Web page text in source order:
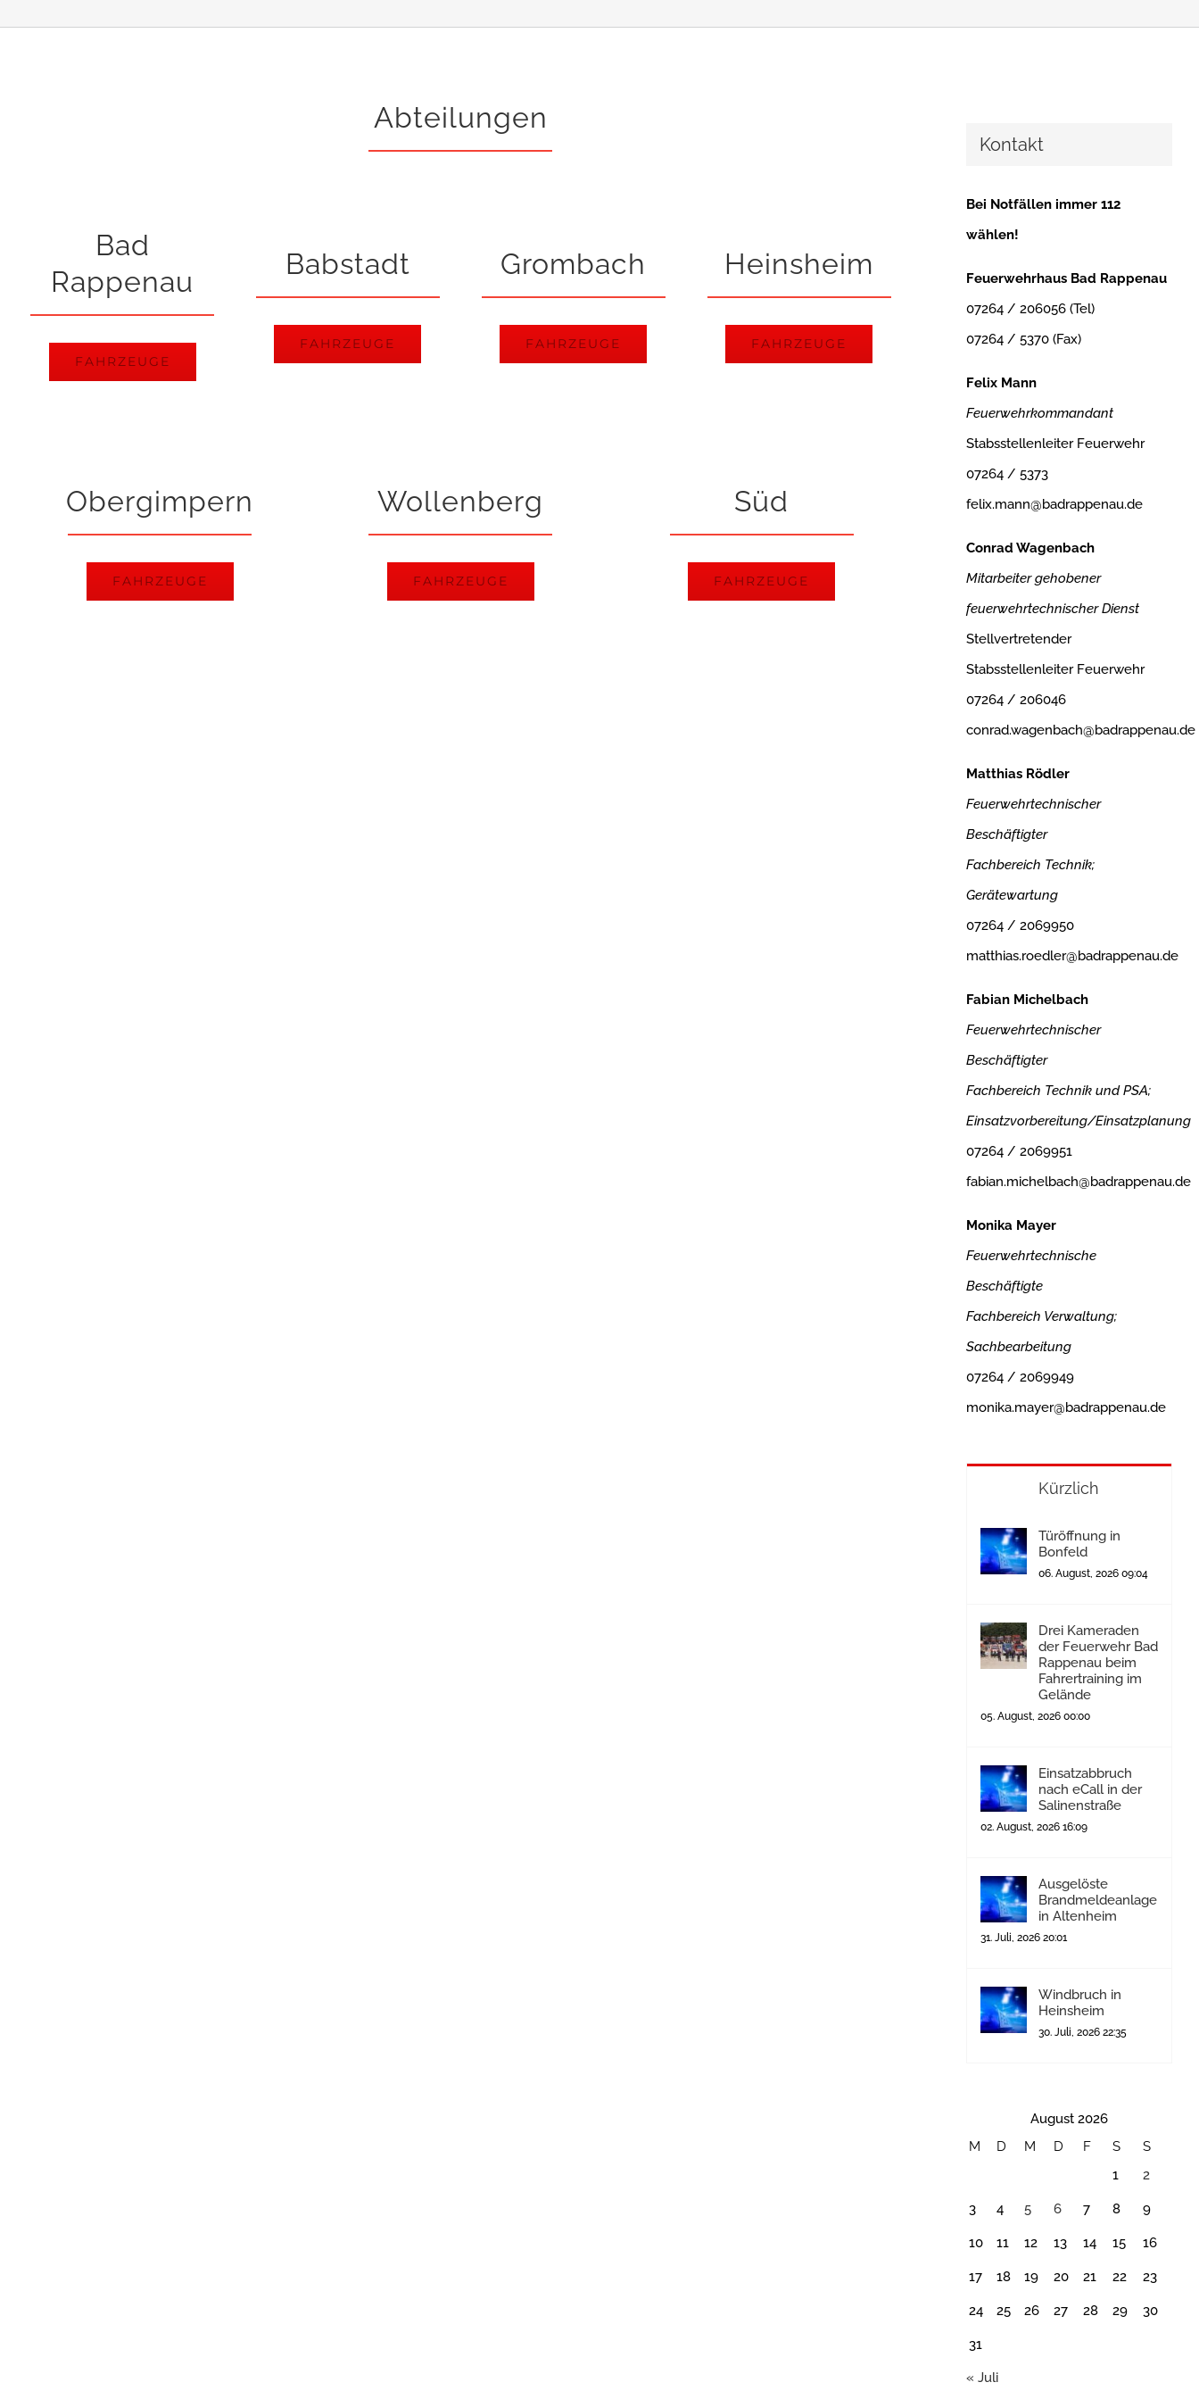
Abteilungen
Bad
Rappenau
FAHRZEUGE
Babstadt
FAHRZEUGE
Grombach
FAHRZEUGE
Heinsheim
FAHRZEUGE
Obergimpern
FAHRZEUGE
Wollenberg
FAHRZEUGE
Süd
FAHRZEUGE
Kontakt
Bei Notfällen immer 112
wählen!
Feuerwehrhaus Bad Rappenau
07264 / 206056 (Tel)
07264 / 5370 (Fax)
Felix Mann
Feuerwehrkommandant
Stabsstellenleiter Feuerwehr
07264 / 5373
felix.mann@badrappenau.de
Conrad Wagenbach
Mitarbeiter gehobener
feuerwehrtechnischer Dienst
Stellvertretender
Stabsstellenleiter Feuerwehr
07264 / 206046
conrad.wagenbach@badrappenau.de
Matthias Rödler
Feuerwehrtechnischer
Beschäftigter
Fachbereich Technik;
Gerätewartung
07264 / 2069950
matthias.roedler@badrappenau.de
Fabian Michelbach
Feuerwehrtechnischer
Beschäftigter
Fachbereich Technik und PSA;
Einsatzvorbereitung/Einsatzplanung
07264 / 2069951
fabian.michelbach@badrappenau.de
Monika Mayer
Feuerwehrtechnische
Beschäftigte
Fachbereich Verwaltung;
Sachbearbeitung
07264 / 2069949
monika.mayer@badrappenau.de
Kürzlich
Türöffnung in
Bonfeld
06. August, 2026 09:04
Drei Kameraden
der Feuerwehr Bad
Rappenau beim
Fahrertraining im
Gelände
05. August, 2026 00:00
Einsatzabbruch
nach eCall in der
Salinenstraße
02. August, 2026 16:09
Ausgelöste
Brandmeldeanlage
in Altenheim
31. Juli, 2026 20:01
Windbruch in
Heinsheim
30. Juli, 2026 22:35
August 2026
M
D M D F S
S
1
2
3 4 5 6 7 8 9
10 11 12 13 14 15 16
17 18 19 20 21 22 23
24 25 26 27 28 29 30
31
« Juli